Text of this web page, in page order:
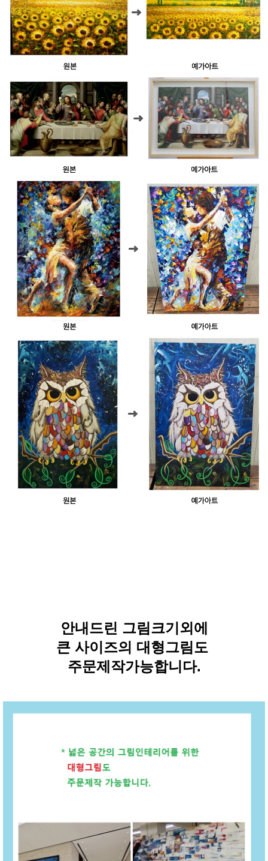
안내드린 그림크기외에
큰 사이즈의 대형그림도
주문제작가능합니다.